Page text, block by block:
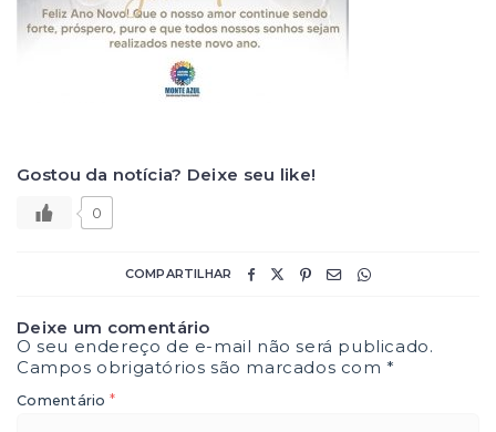
Gostou da notícia? Deixe seu like!
0
COMPARTILHAR
Deixe um comentário
O seu endereço de e-mail não será publicado.
Campos obrigatórios são marcados com*
Comentário *